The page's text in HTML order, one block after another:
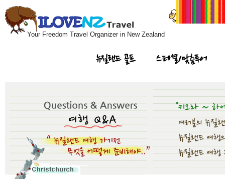
Your Freedom Travel Organizer in New Zealand
뉴질랜드 골프 스페셜/맞춤투어